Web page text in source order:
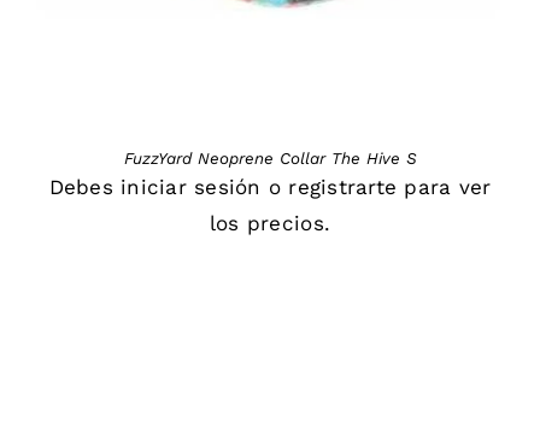
FuzzYard Neoprene Collar The Hive S
Debes iniciar sesión o registrarte para ver
los precios.